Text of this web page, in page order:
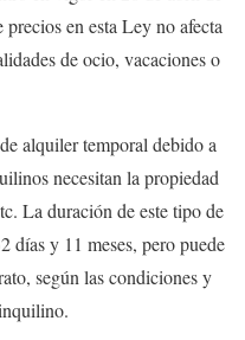
en esta Ley no afecta
de ocio, vacaciones o
alquiler temporal debido a
necesitan la propiedad
La duración de este tipo de
días y 11 meses, pero puede
según las condiciones y